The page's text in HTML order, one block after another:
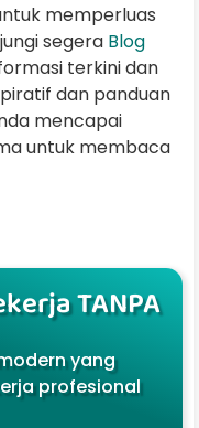
memperluas
segera Blog
terkini dan
dan panduan
mencapai
untuk membaca
TANPA
yang
profesional